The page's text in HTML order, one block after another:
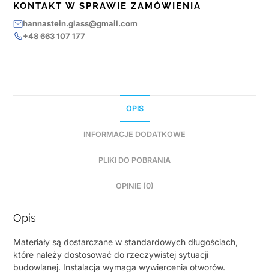
KONTAKT W SPRAWIE ZAMÓWIENIA
hannastein.glass@gmail.com
+48 663 107 177
OPIS
INFORMACJE DODATKOWE
PLIKI DO POBRANIA
OPINIE (0)
Opis
Materiały są dostarczane w standardowych długościach,
które należy dostosować do rzeczywistej sytuacji
budowlanej. Instalacja wymaga wywiercenia otworów.